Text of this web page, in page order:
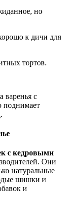
но
к дичи для
тортов.
варенья с
поднимает
с кедровыми
Они
натуральные
шишки и
и